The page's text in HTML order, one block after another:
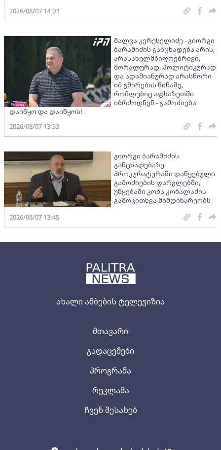
ახალი ამბების ტელევიზია
მთავარი
გადაცემები
პროგრამა
რეკლამა
ჩვენ შესახებ
2026/08/07 14:03
შალვა კერესელიძე - გიორგი
ბარამიძის განცხადება არის,
არასახელმწიფოებრივი,
მორალურად, პოლიტიკურად
და ადამიანურად არასწორი
იმ გმირების წინაშე,
რომლებიც აფხაზეთში
იბრძოდნენ - გამოძიება
დაიწყო და დაიწყოს!
2026/08/07 13:53
გიორგი ბარამიძის
განცხადებაზე
პროკურატურაში დაწყებული
გამოძიების ფარგლებში,
უწყებაში კობა კობალაძის
გამოკითხვა მიმდინარეობს
2026/08/07 13:45